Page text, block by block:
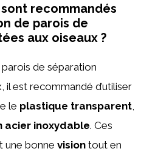
recommandés
de parois de
aux oiseaux ?
de séparation
il est recommandé d’utiliser
le plastique transparent
acier inoxydable. Ces
une bonne vision tout en